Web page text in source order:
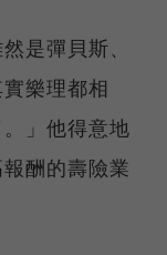
是彈貝斯、
樂理都相
」他得意地
酬的壽險業